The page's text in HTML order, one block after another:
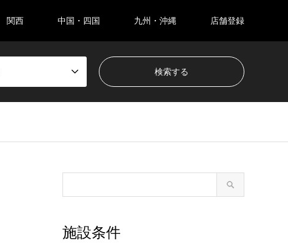
関西 中国・四国 九州・沖縄 店舗登録
施設条件